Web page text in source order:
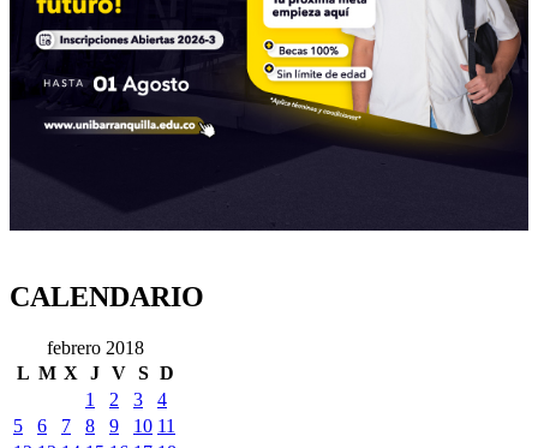
CALENDARIO
febrero 2018
L M X J V S D
1
2 3
4
5
6 7 8 9 10 11